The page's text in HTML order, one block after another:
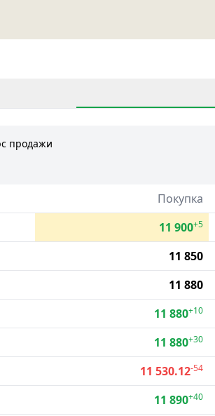
продажи
Покупка
11 900+5
11 850
11 880
11 880+10
11 880+30
11 530.12-54
11 890+40